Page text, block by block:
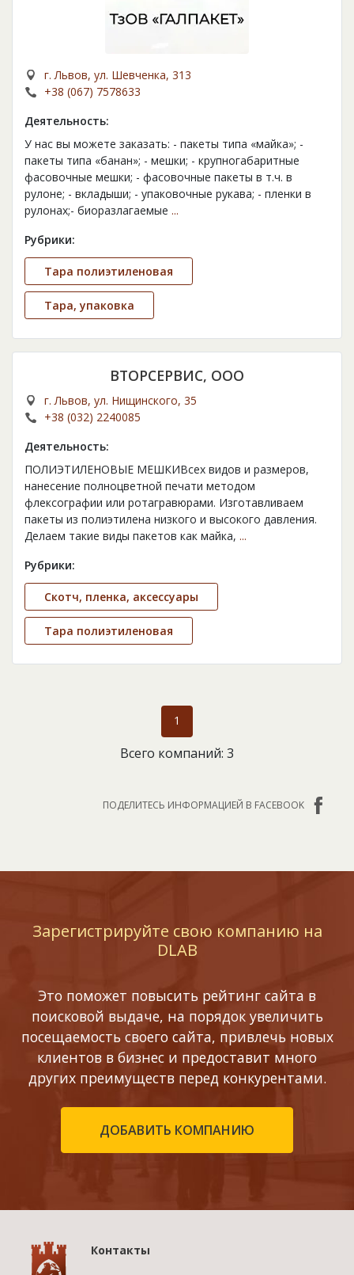
г. Львов, ул. Шевченка, 313
+38 (067) 7578633
Деятельность:
У нас вы можете заказать: - пакеты типа «майка»; -
пакеты типа «банан»; - мешки; - крупногабаритные
фасовочные мешки; - фасовочные пакеты в т.ч. в
рулоне; - вкладыши; - упаковочные рукава; - пленки в
рулонах;- биоразлагаемые ...
Рубрики:
Тара полиэтиленовая
Тара, упаковка
ВТОРСЕРВИС, ООО
г. Львов, ул. Нищинского, 35
+38 (032) 2240085
Деятельность:
ПОЛИЭТИЛЕНОВЫЕ МЕШКИВсех видов и размеров,
нанесение полноцветной печати методом
флексографии или ротагравюрами. Изготавливаем
пакеты из полиэтилена низкого и высокого давления.
Делаем такие виды пакетов как майка, ...
Рубрики:
Скотч, пленка, аксессуары
Тара полиэтиленовая
1
Всего компаний: 3
ПОДЕЛИТЕСЬ ИНФОРМАЦИЕЙ В FACEBOOK
Зарегистрируйте свою компанию на
DLAB
Это поможет повысить рейтинг сайта в
поисковой выдаче, на порядок увеличить
посещаемость своего сайта, привлечь новых
клиентов в бизнес и предоставит много
других преимуществ перед конкурентами.
ДОБАВИТЬ КОМПАНИЮ
Контакты